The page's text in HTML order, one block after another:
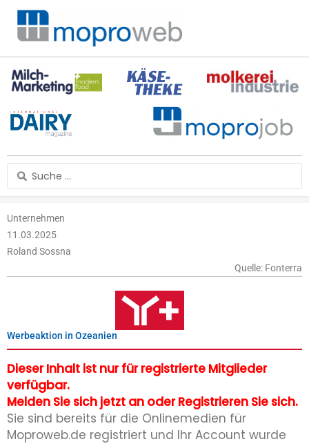
Zum
Inhalt
springen
Search
...
Unternehmen
11.03.2025
Roland Sossna
Quelle: Fonterra
Werbeaktion in Ozeanien
Dieser Inhalt ist nur für registrierte Mitglieder
verfügbar.
Melden Sie sich jetzt an oder Registrieren Sie sich.
Sie sind bereits für die Onlinemedien für
Moproweb.de registriert und Ihr Account wurde